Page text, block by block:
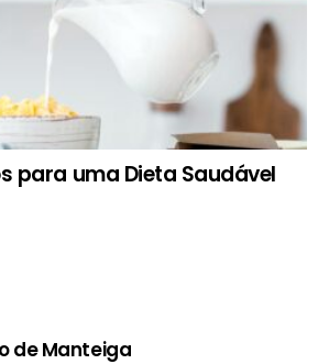
para uma Dieta Saudável
de Manteiga